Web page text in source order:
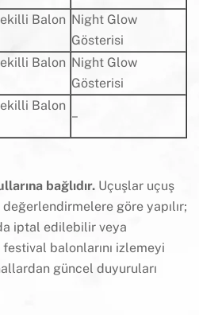
Balon Night Glow
Gösterisi
Balon Night Glow
Gösterisi
Balon
–
bağlıdır. Uçuşlar uçuş
göre yapılır;
iptal edilebilir veya
balonlarını izlemeyi
güncel duyuruları